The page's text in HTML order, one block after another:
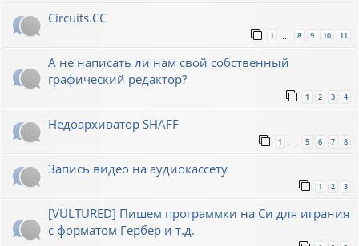
Circuits.CC
1 8 9 10 11
А не написать ли нам свой собственный
графический редактор?
1 2 3 4
Недоархиватор SHAFF
1 … 5 6 7 8
Запись видео на аудиокассету
1 2 3
[VULTURED] Пишем программки на Си для играния
с форматом Гербер и т.д.